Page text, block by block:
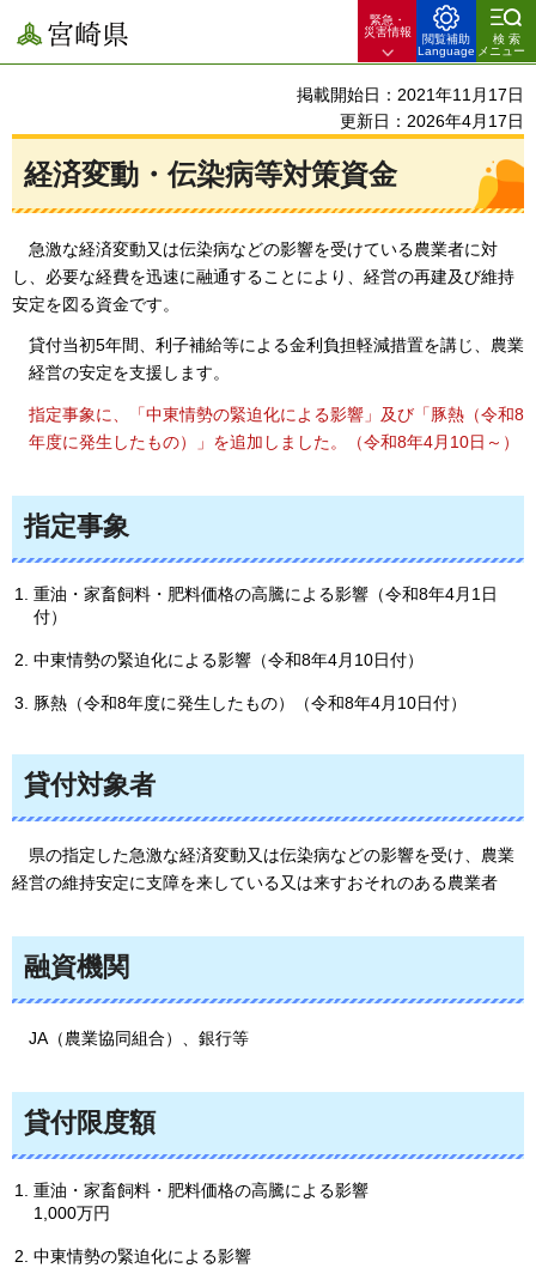
宮崎県
緊急・
災害情報
閲覧補助
Language
検索
メニュー
掲載開始日：2021年11月17日
更新日：2026年4月17日
経済変動・伝染病等対策資金
急激な経済変動又は伝染病などの影響を受けている農業者に対
し、必要な経費を迅速に融通することにより、経営の再建及び維持
安定を図る資金です。
貸付当初5年間、利子補給等による金利負担軽減措置を講じ、農業
経営の安定を支援します。
指定事象に、「中東情勢の緊迫化による影響」及び「豚熱（令和8
年度に発生したもの）」を追加しました。（令和8年4月10日～）
指定事象
重油・家畜飼料・肥料価格の高騰による影響（令和8年4月1日
付）
中東情勢の緊迫化による影響（令和8年4月10日付）
豚熱（令和8年度に発生したもの）（令和8年4月10日付）
貸付対象者
県の指定した急激な経済変動又は伝染病などの影響を受け、農業
経営の維持安定に支障を来している又は来すおそれのある農業者
融資機関
JA （農業協同組合）、銀行等
貸付限度額
重油・家畜飼料・肥料価格の高騰による影響
1,000万円
中東情勢の緊迫化による影響